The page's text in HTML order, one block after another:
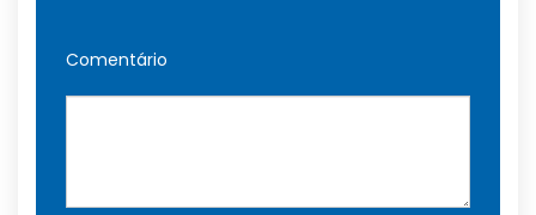
Comentário